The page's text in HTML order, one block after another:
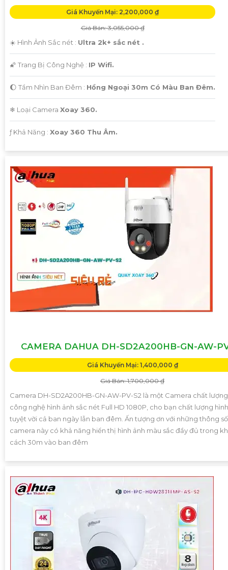
Giá Khuyến Mại: 2,200,000 ₫
Giá Bán: 3,055,000 ₫
☀️ Hình Ảnh Sắc nét : Ultra 2k+ sắc nét .
🌠 Trang Bị Công Nghệ : IP Wifi.
🌔 Tầm Nhìn Ban Đêm : Hồng Ngoại 30m Có Màu Ban Đêm.
❄ Loại Camera Xoay 360.
️ƒ Khả Năng : Xoay 360 Thu Âm.
CAMERA DAHUA DH-SD2A200HB-GN-AW-
Giá Khuyến Mại: 1,400,000 ₫
Giá Bán: 1,700,000 ₫
Camera DH-SD2A200HB-GN-AW-PV-S2 là một Camera chất
công nghệ hình ảnh sắc nét Full HD 1080P, cho bạn chất lượng
tuyệt vời cả ban ngày lẫn ban đêm. Ấn tượng ơn với những thông
camera này có khả năng hiển thị hình ảnh màu sắc đầy đủ trong
cách 30m vào ban đêm